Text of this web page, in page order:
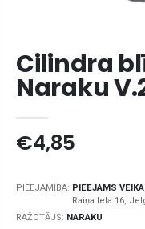
Cilindra
Naraku
€4,85
PIEEJAMĪBA: PIEEJAMS
RAŽOTĀJS: NARAKU